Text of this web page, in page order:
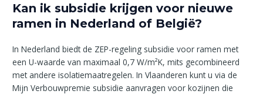
Kan ik subsidie krijgen voor nieuwe
ramen in Nederland of België?
In Nederland biedt de ZEP-regeling subsidie voor ramen met
een U-waarde van maximaal 0,7 W/m²K, mits gecombineerd
met andere isolatiemaatregelen. In Vlaanderen kunt u via de
Mijn Verbouwpremie subsidie aanvragen voor kozijnen die